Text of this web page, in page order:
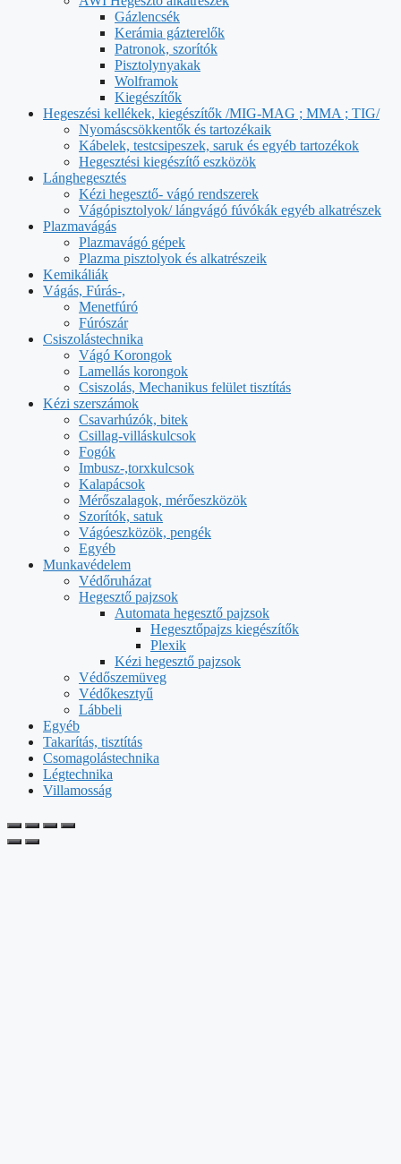
Gázlencsék
Kerámia gázterelők
Patronok, szorítók
Pisztolynyakak
Wolframok
Kiegészítők
Hegeszési kellékek, kiegészítők /MIG-MAG ; MMA ; TIG/
Nyomáscsökkentők és tartozékaik
Kábelek, testcsipeszek, saruk és egyéb tartozékok
Hegesztési kiegészítő eszközök
Lánghegesztés
Kézi hegesztő- vágó rendszerek
Vágópisztolyok/ lángvágó fúvókák egyéb alkatrészek
Plazmavágás
Plazmavágó gépek
Plazma pisztolyok és alkatrészeik
Kemikáliák
Vágás, Fúrás-,
Menetfúró
Fúrószár
Csiszolástechnika
Vágó Korongok
Lamellás korongok
Csiszolás, Mechanikus felület tisztítás
Kézi szerszámok
Csavarhúzók, bitek
Csillag-villáskulcsok
Fogók
Imbusz-,torxkulcsok
Kalapácsok
Mérőszalagok, mérőeszközök
Szorítók, satuk
Vágóeszközök, pengék
Egyéb
Munkavédelem
Védőruházat
Hegesztő pajzsok
Automata hegesztő pajzsok
Hegesztőpajzs kiegészítők
Plexik
Kézi hegesztő pajzsok
Védőszemüveg
Védőkesztyű
Lábbeli
Egyéb
Takarítás, tisztítás
Csomagolástechnika
Légtechnika
Villamosság